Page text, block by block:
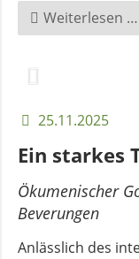
Weiterlesen …
25.11.2025
Ein starkes
Ökumenischer
Beverungen
Anlässlich des